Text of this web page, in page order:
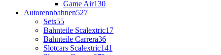
Game Air130
Autorennbahnen527
Sets55
Bahnteile Scalextric17
Bahnteile Carrera36
Slotcars Scalextric141